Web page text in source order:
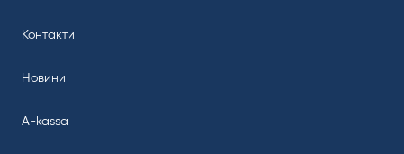
Контакти
Новини
A-kassa